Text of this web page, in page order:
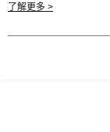
用條款之 Cookie 聲明使
了解更多 >